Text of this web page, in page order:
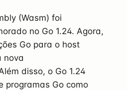
(Wasm) foi
no Go 1.24. Agora,
Go para o host
nova
disso, o Go 1.24
programas Go como